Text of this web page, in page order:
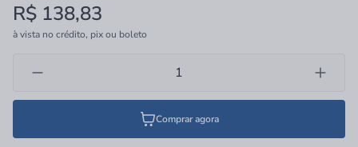
umidade, não requer pintura, é imune a cupim e muito fácil de
limpar, podendo utilizar álcool etílico, água e sabão neutro. O PVC
têm como principal matéria-prima o Policloreto de Vinila. Ele é o
petróleo.
R$ 138,83
à vista no crédito, pix ou boleto
Comprar agora